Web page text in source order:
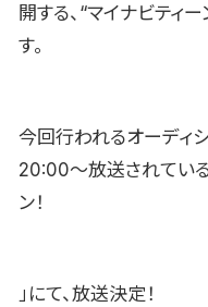
開する、“マイナビティ
す。
今回行われるオーディ
20:00〜放送されている
ン！
」にて、放送決定！